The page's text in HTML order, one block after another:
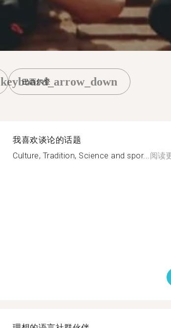
巴西尔登
keyboard_arrow_down
我喜欢谈论的话题
Culture, Tradition, Science and spor...阅读